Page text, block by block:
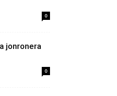
0
jonronera
0